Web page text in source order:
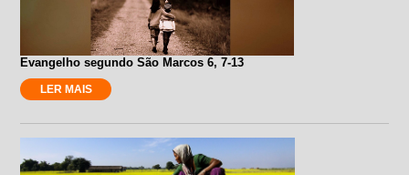
Evangelho segundo São Marcos 6, 7-13
LER MAIS